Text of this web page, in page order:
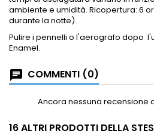
ambiente e umidità. Ricopertura: 6
durante la notte).
Pulire i pennelli o l'aerografo dopo
Enamel.
COMMENTI (0)
Ancora nessuna recensione
16 ALTRI PRODOTTI DELLA